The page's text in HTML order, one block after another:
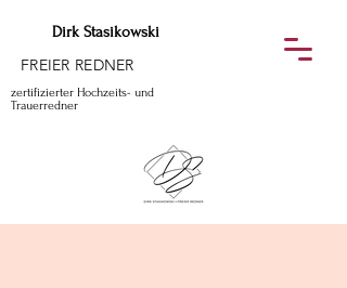
Dirk Stasikowski
FREIER REDNER
zertifizierter Hochzeits- und
Trauerredner